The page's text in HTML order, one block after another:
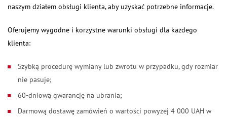
naszym działem obsługi klienta, aby uzyskać potrzebne informacje.
Oferujemy wygodne i korzystne warunki obsługi dla każdego
klienta:
Szybką procedurę wymiany lub zwrotu w przypadku, gdy rozmiar
nie pasuje;
60-dniową gwarancję na ubrania;
Darmową dostawę zamówień o wartości powyżej 4 000 UAH w